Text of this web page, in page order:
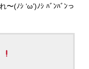
(ﾉｼ ‘ω’)ﾉｼ ﾊﾞﾝﾊﾞﾝっ